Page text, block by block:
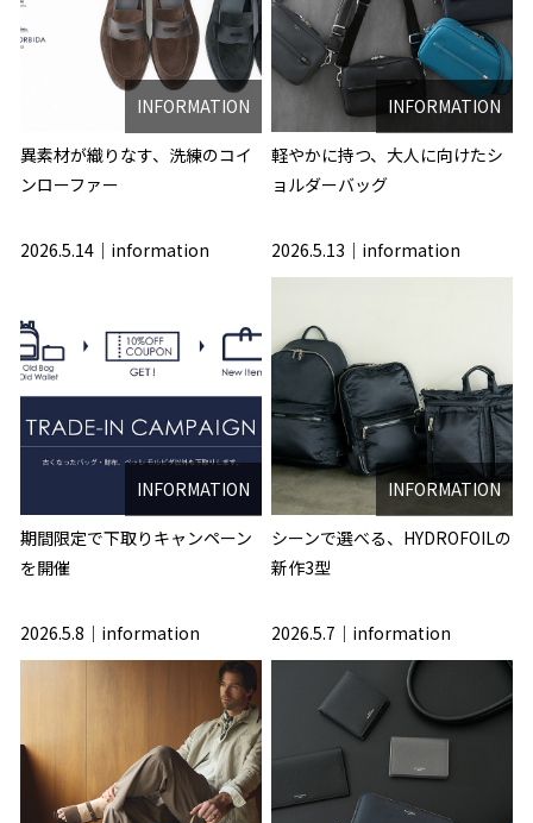
INFORMATION
異素材が織りなす、洗練のコイ
ンローファー
INFORMATION
軽やかに持つ、大人に向けたシ
ョルダーバッグ
2026.5.14 information
INFORMATION
期間限定で下取りキャンペーン
を開催
2026.5.13 information
INFORMATION
シーンで選べる、HYDROFOILの
新作3型
2026.5.8 information 2026.5.7 information